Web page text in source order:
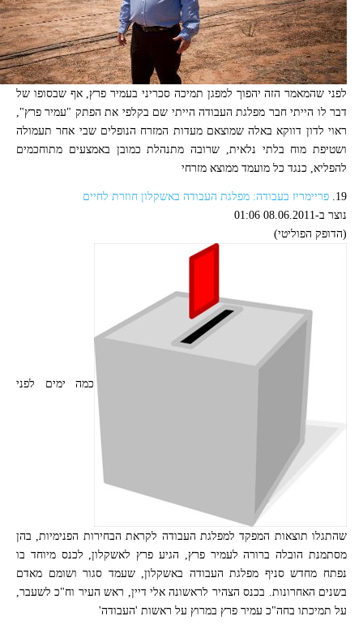
לפני שהמאמר הזה יהפוך למפגן תמיכה סכריני בעמיר פרץ, אף שבסופו של
דבר לו הייתי חבר מפלגת העבודה הייתי שם בקלפי את הפתק "עמיר פרץ",
ראוי לדון דווקא באלה שמוצאם מעדות המזרח הנופלים שבי אחר תעמולה
ושטיפת מוח בלתי נלאית, שרובה מתנהלת כמובן באמצעים מתוחכמים
להפליא, כנגד כל מועמד ממוצא מזרחי
19. פריימריז בעבודה: מפלגת העבודה באשקלון חוזרת לחיים
נוצר ב-08.06.2011 01:06
(הדופק הפוליטי)
כמה ימים לפני
שהתגלו תוצאות המפקד למפלגת העבודה לקראת הבחירות הפנימיות, בהן
מסתמנת הובלה ברורה לעמיר פרץ, הגיע פרץ לאשקלון, לכנס מיוחד בו
נפתח מחדש סניף מפלגת העבודה באשקלון, שעמד סגור ושומם מאדם
בשנים האחרונות. בכנס הצהיר לראשונה אלי דיין, ראש העיר וח"כ לשעבר,
על תמיכתו בחה"כ עמיר פרץ במרוץ על ראשות 'העבודה'